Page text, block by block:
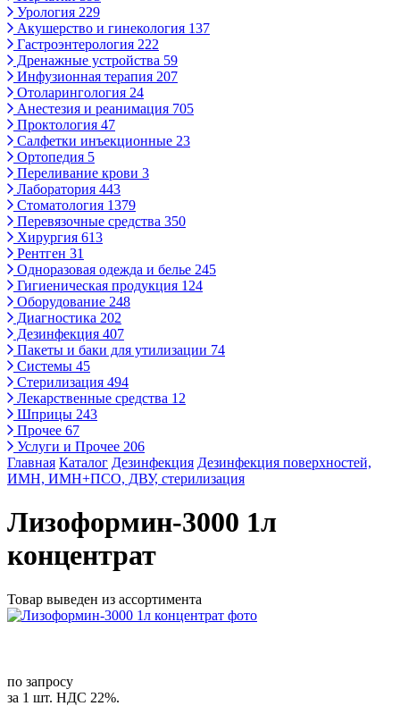
Урология 229
Акушерство и гинекология 137
Гастроэнтерология 222
Дренажные устройства 59
Инфузионная терапия 207
Отоларингология 24
Анестезия и реанимация 705
Проктология 47
Салфетки инъекционные 23
Ортопедия 5
Переливание крови 3
Лаборатория 443
Стоматология 1379
Перевязочные средства 350
Хирургия 613
Рентген 31
Одноразовая одежда и белье 245
Гигиеническая продукция 124
Оборудование 248
Диагностика 202
Дезинфекция 407
Пакеты и баки для утилизации 74
Системы 45
Стерилизация 494
Лекарственные средства 12
Шприцы 243
Прочее 67
Услуги и Прочее 206
Главная Каталог Дезинфекция Дезинфекция поверхностей,
ИМН, ИМН+ПСО, ДВУ, стерилизация
Лизоформин-3000 1л
концентрат
Товар выведен из ассортимента
по запросу
за 1 шт. НДС 22%.